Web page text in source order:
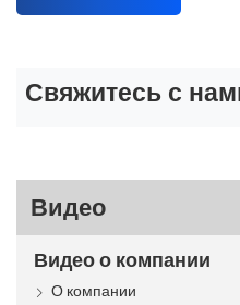
Свяжитесь с
Видео
Видео о компании
О компании